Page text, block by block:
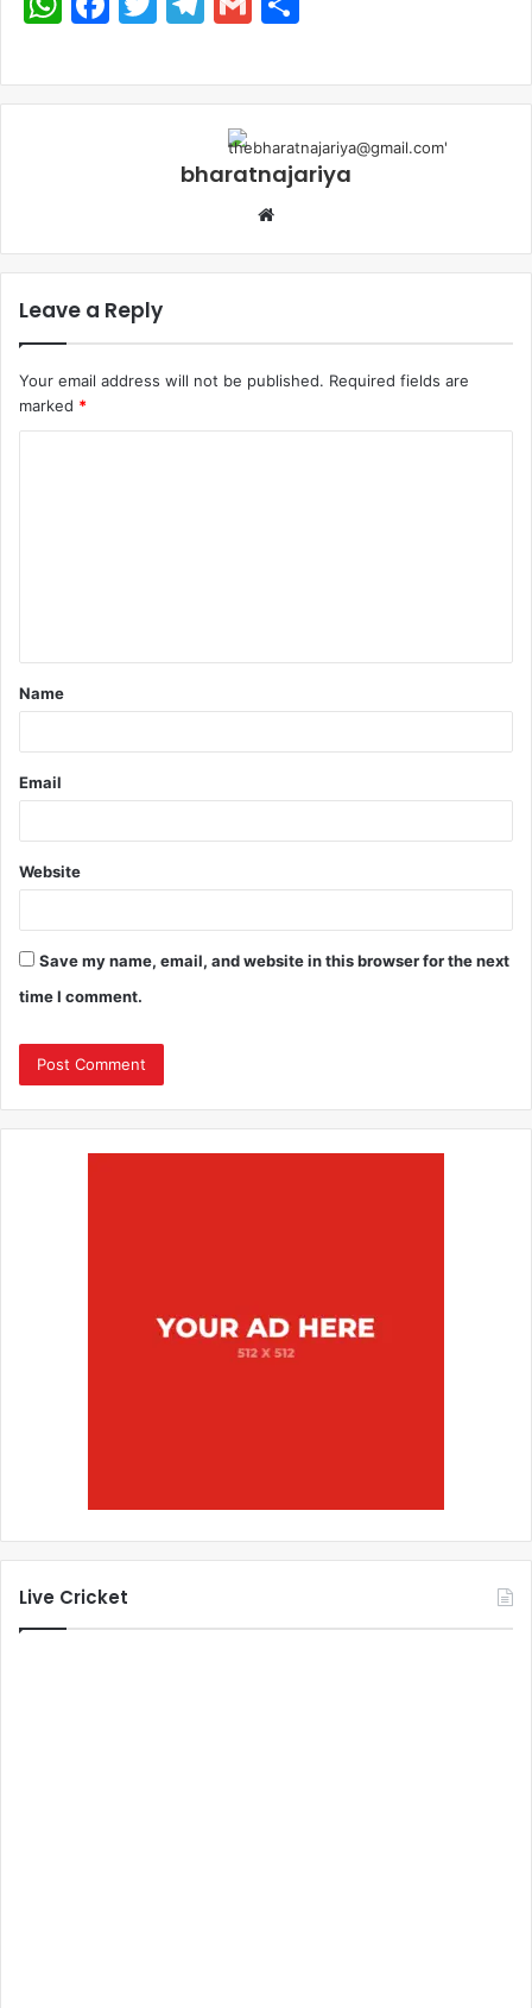
bharatnajariya
Leave a Reply
Your email address will not be published. Required fields are
marked *
Name
Email
Website
Save my name, email, and website in this browser for the next
time I comment.
Live Cricket